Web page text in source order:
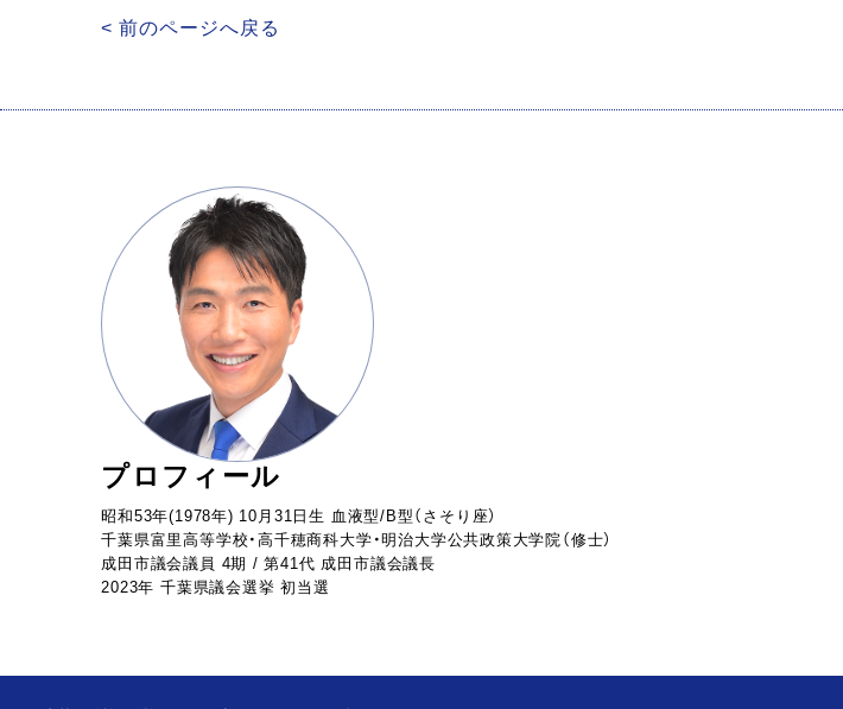
< 前のページへ戻る
プロフィール
昭和53年(1978年) 10月31日生 血液型/B型（さそり座）
千葉県富里高等学校・高千穂商科大学・明治大学公共政策大学院（修士）
成田市議会議員 4期 / 第41代 成田市議会議長
2023年 千葉県議会選挙 初当選